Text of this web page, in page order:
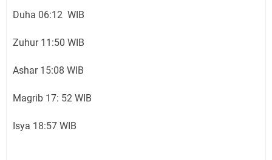
Duha 06:12 WIB
Zuhur 11:50 WIB
Ashar 15:08 WIB
Magrib 17: 52 WIB
Isya 18:57 WIB